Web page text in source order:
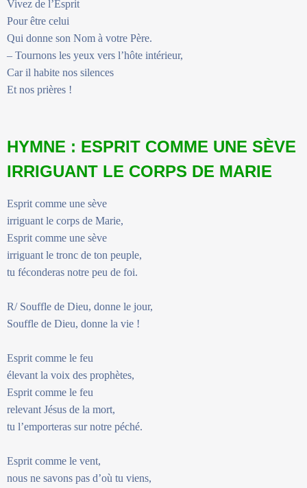
Vivez de l’Esprit
Pour être celui
Qui donne son Nom à votre Père.
– Tournons les yeux vers l’hôte intérieur,
Car il habite nos silences
Et nos prières !
HYMNE : ESPRIT COMME UNE SÈVE
IRRIGUANT LE CORPS DE MARIE
Esprit comme une sève
irriguant le corps de Marie,
Esprit comme une sève
irriguant le tronc de ton peuple,
tu féconderas notre peu de foi.
R/ Souffle de Dieu, donne le jour,
Souffle de Dieu, donne la vie !
Esprit comme le feu
élevant la voix des prophètes,
Esprit comme le feu
relevant Jésus de la mort,
tu l’emporteras sur notre péché.
Esprit comme le vent,
nous ne savons pas d’où tu viens,